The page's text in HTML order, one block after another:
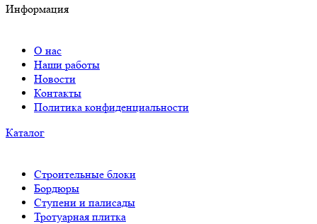
Информация
О нас
Наши работы
Новости
Контакты
Политика конфиденциальности
Каталог
Строительные блоки
Бордюры
Ступени и палисады
Тротуарная плитка